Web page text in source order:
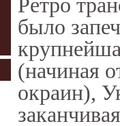
было
(начиная
окраин),